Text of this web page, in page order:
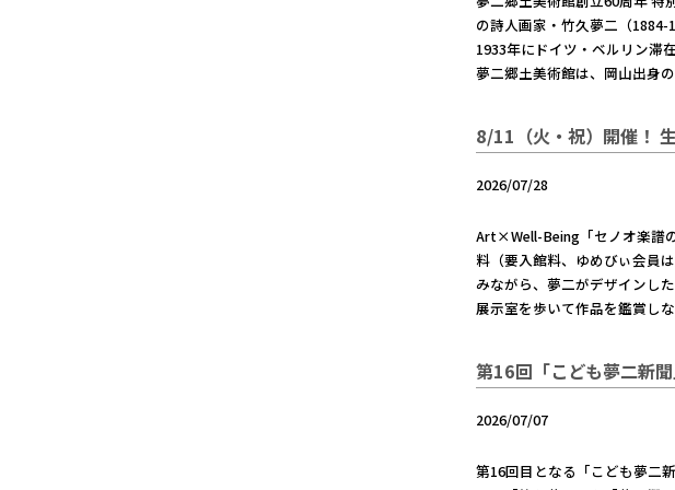
の詩人画家・竹久夢二（
1933年にドイツ・ベルリン滞
夢二郷土美術館は、岡山出身
8/11（火・祝）開催！
2026/07/28
Art×Well-Being「セノオ楽譜
料（要入館料、ゆめびぃ会員
みながら、夢二がデザインし
展示室を歩いて作品を鑑賞し
第16回「こども夢二新
2026/07/07
第16回目となる「こども夢二